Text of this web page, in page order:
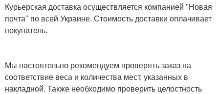
Курьерская доставка осуществляется компанией "Новая
почта" по всей Украине. Стоимость доставки оплачивает
покупатель.
Мы настоятельно рекомендуем проверять заказ на
соответствие веса и количества мест, указанных в
накладной. Также необходимо проверить целостность